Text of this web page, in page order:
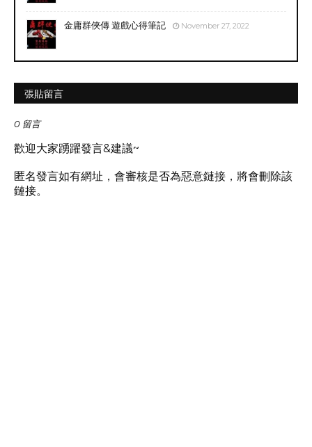
金庸群俠傳 遊戲心得筆記 November 27, 2022
張貼留言
0 留言
歡迎大家踴躍發言&建議~
匿名發言如有網址，會審核是否為惡意鏈接，將會刪除該
鏈接。